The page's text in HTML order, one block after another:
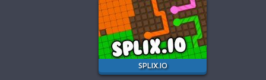
SPLIX.IO